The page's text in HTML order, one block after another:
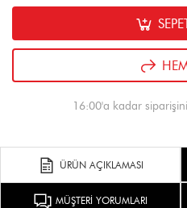
16:00'a kadar
ÜRÜN AÇIKLAMASI
MÜŞTERİ YORUMLARI